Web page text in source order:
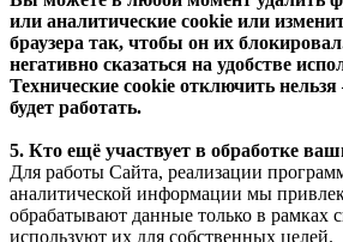
или аналитические cookie или
браузера так, чтобы он их
негативно сказаться на удобстве
Технические cookie отключить
будет работать.
5. Кто ещё участвует в обработке
Для работы Сайта, реализации
аналитической информации мы
обрабатывают данные только в рамках
используют их для собственных целей.